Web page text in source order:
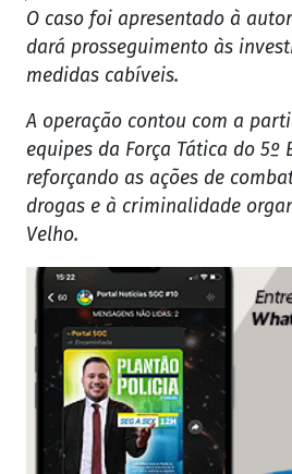
O caso foi apresentado à
dará prosseguimento às
medidas cabíveis.
A operação contou com a
equipes da Força Tática do 5º
reforçando as ações de
drogas e à criminalidade
Velho.